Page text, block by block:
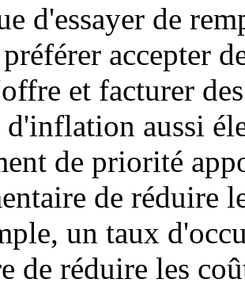
d'essayer de
accepter
et facturer
d'inflation aussi
de priorité
de réduire
un taux
de réduire les